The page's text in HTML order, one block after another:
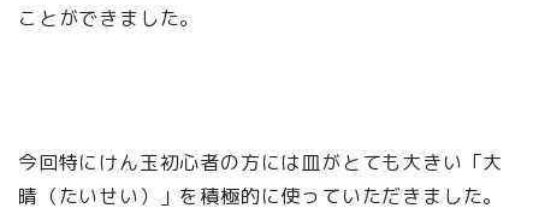
ことができました。
今回特にけん玉初心者の方には皿がとても大きい「大
晴（たいせい）」を積極的に使っていただきました。